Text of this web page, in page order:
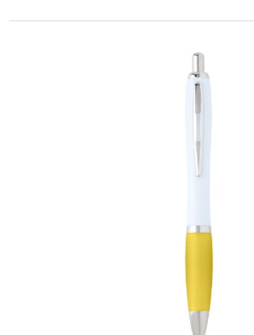
Minimale afname: 1